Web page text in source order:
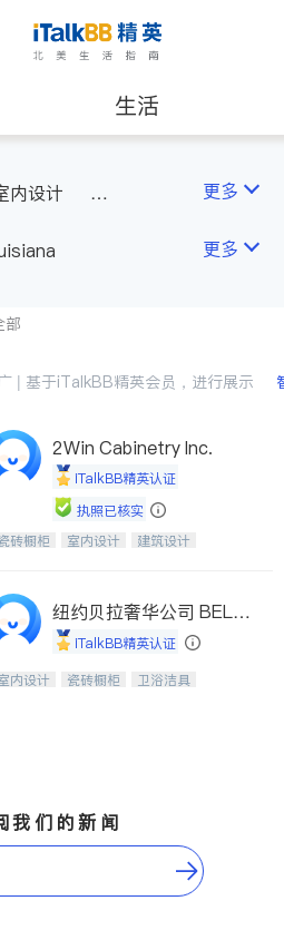
生活
内设计
更多
更多
部
| 基于iTalkBB精英会员，进行展示
2Win Cabinetry Inc.
iTalkBB精英认证
执照已核实
华橱柜石材公司以实惠的价格提供实
槽、水龙头与抽油烟机。品质厨房，
选择。
砖橱柜 室内设计
建筑设计
纽约贝拉奢华公司 BELL
A LUXE
iTalkBB精英认证
计、制造、安装一体化，打造高端定
内设计 瓷砖橱柜
卫浴洁具
我们的新闻